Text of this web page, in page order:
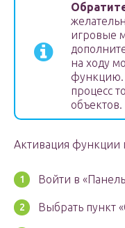
игровые
на ходу
функцию.
процесс
объектов.
Активация функции
Войти в
Выбрать пункт